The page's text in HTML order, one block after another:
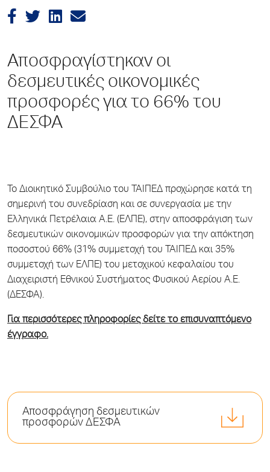
Αποσφραγίστηκαν οι
δεσμευτικές οικονομικές
προσφορές για το 66% του
ΔΕΣΦΑ
Το Διοικητικό Συμβούλιο του ΤΑΙΠΕΔ προχώρησε κατά τη
σημερινή του συνεδρίαση και σε συνεργασία με την
Ελληνικά Πετρέλαια Α.Ε. (ΕΛΠΕ), στην αποσφράγιση των
δεσμευτικών οικονομικών προσφορών για την απόκτηση
ποσοστού 66% (31% συμμετοχή του ΤΑΙΠΕΔ και 35%
συμμετοχή των ΕΛΠΕ) του μετοχικού κεφαλαίου του
Διαχειριστή Εθνικού Συστήματος Φυσικού Αερίου Α.Ε.
(ΔΕΣΦΑ).
Για περισσότερες πληροφορίες δείτε το επισυναπτόμενο
έγγραφο.
Αποσφράγηση δεσμευτικών
προσφορών ΔΕΣΦΑ